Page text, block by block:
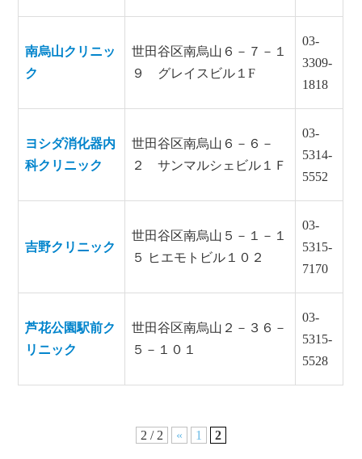
南烏山クリニッ
ク
世田谷区南烏山６－７－１
９ グレイスビル１F
03-
3309-
1818
ヨシダ消化器内
科クリニック
世田谷区南烏山６－６－
２ サンマルシェビル１Ｆ
03-
5314-
5552
吉野クリニック
世田谷区南烏山５－１－１
５ ヒエモトビル１０２
03-
5315-
7170
芦花公園駅前ク
リニック
世田谷区南烏山２－３６－
５－１０１
03-
5315-
5528
2 / 2 « 1 2